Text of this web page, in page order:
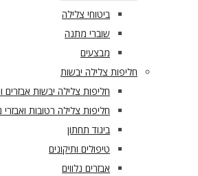
ביטוחי צלילה
שוברי מתנה
מבצעים
חליפות צלילה יבשות
חליפות צלילה יבשות אבזרים
חליפות צלילה רטובות ואבזרי
ביגוד תחתון
טיפולים ותיקונים
אבזרים נלווים